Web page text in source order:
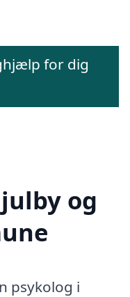
for dig
og
psykolog i